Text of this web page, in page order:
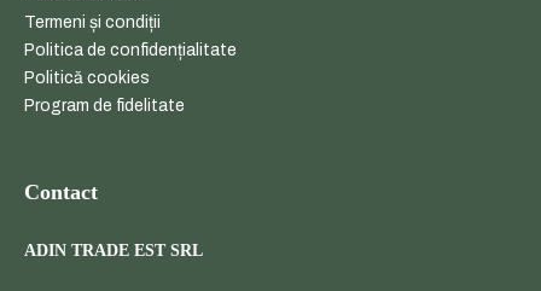
Termeni și condiții
Politica de confidențialitate
Politică cookies
Program de fidelitate
Contact
ADIN TRADE EST SRL